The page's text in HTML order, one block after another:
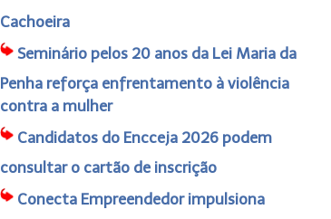
Cachoeira
Seminário pelos 20 anos da Lei Maria da
Penha reforça enfrentamento à violência
contra a mulher
Candidatos do Encceja 2026 podem
consultar o cartão de inscrição
Conecta Empreendedor impulsiona